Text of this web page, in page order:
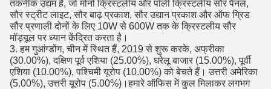
तकनीक उद्यम है, जो मोनो क्रिस्टलीय और पॉली क्रिस्टलीय सौर पैनल,
सौर स्ट्रीट लाइट, सौर बाढ़ प्रकाश, सौर उद्यान प्रकाश और ऑफ ग्रिड
सौर प्रणाली दोनों के लिए 10W से 600W तक के क्रिस्टलीय सौर
मॉड्यूल पर ध्यान केंद्रित करता है।
3. हम गुआंग्डोंग, चीन में स्थित हैं, 2019 से शुरू करके, अफ्रीका
(30.00%), दक्षिण पूर्व एशिया (25.00%), घरेलू बाजार (15.00%), पूर्वी
एशिया (10.00%), पश्चिमी यूरोप (10.00%) को बेचते हैं। उत्तरी अमेरिका
(5.00%), उत्तरी यूरोप (5.00%)।हमारे ऑफिस में कुल मिलाकर लगभग